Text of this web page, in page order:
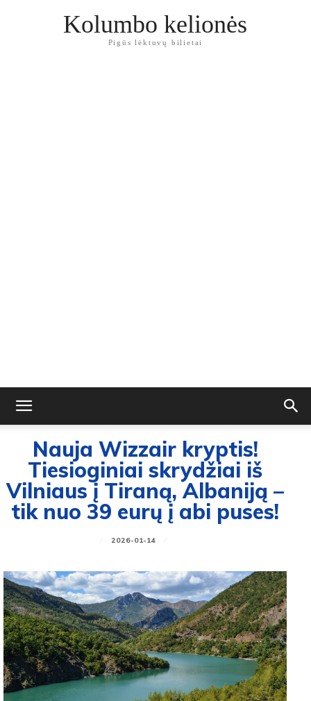
Kolumbo kelionės
Pigūs lėktuvų bilietai
Nauja Wizzair kryptis!
Tiesioginiai skrydžiai iš
Vilniaus į Tiraną, Albaniją –
tik nuo 39 eurų į abi puses!
2026-01-14